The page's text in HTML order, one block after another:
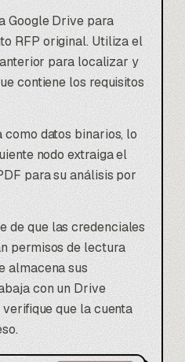
Google Drive para
RFP original. Utiliza el
para localizar y
contiene los requisitos
como datos binarios, lo
nodo extraiga el
para su análisis por
de que las credenciales
permisos de lectura
almacena sus
con un Drive
que la cuenta